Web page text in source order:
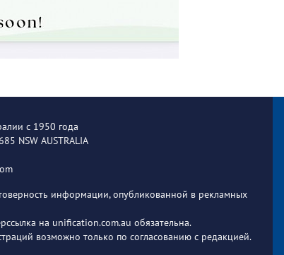
с 1950 года
NSW AUSTRALIA
информации, опубликованной в рекламных
на unification.com.au обязательна.
возможно только по согласованию с редакцией.